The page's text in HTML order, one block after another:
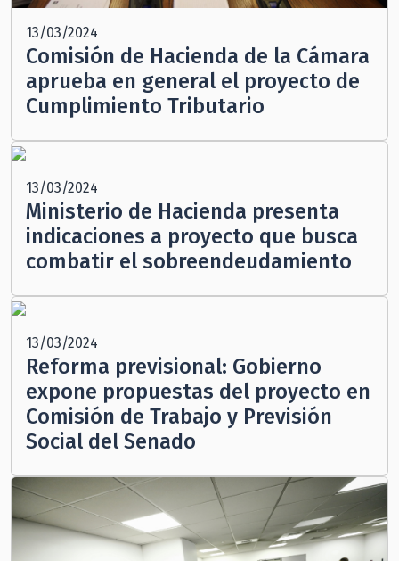
13/03/2024
Comisión de Hacienda de la Cámara
aprueba en general el proyecto de
Cumplimiento Tributario
13/03/2024
Ministerio de Hacienda presenta
indicaciones a proyecto que busca
combatir el sobreendeudamiento
13/03/2024
Reforma previsional: Gobierno
expone propuestas del proyecto en
Comisión de Trabajo y Previsión
Social del Senado